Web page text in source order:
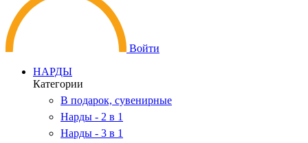
Войти
НАРДЫ
Категории
В подарок, сувенирные
Нарды - 2 в 1
Нарды - 3 в 1